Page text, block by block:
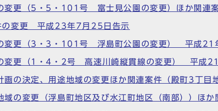
変更（5・5・101号 富士見公園の変更）ほか関
の変更 平成23年7月25日告示
変更（3・3・101号 浮島町公園の変更） 平成21
変更（1・4・2号 高速川崎縦貫線の変更） 平成
画の決定、用途地域の変更ほか関連案件（殿町3丁
域の変更（浮島町地区及び水江町地区（南部））